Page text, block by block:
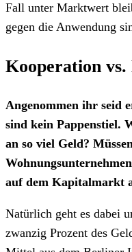
Fall unter Marktwert
gegen die Anwendung
Kooperation
Angenommen ihr seid
sind kein Pappenstiel.
an so viel Geld?
auf dem Kapitalmarkt
Natürlich geht es dabei
zwanzig Prozent des